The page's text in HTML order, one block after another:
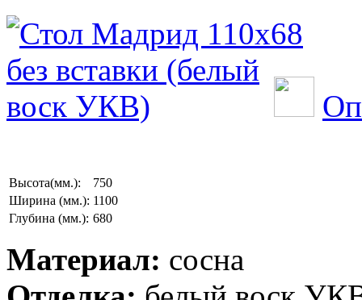
Высота(мм.):
750
Ширина (мм.): 1100
Глубина (мм.): 680
Материал: сосна